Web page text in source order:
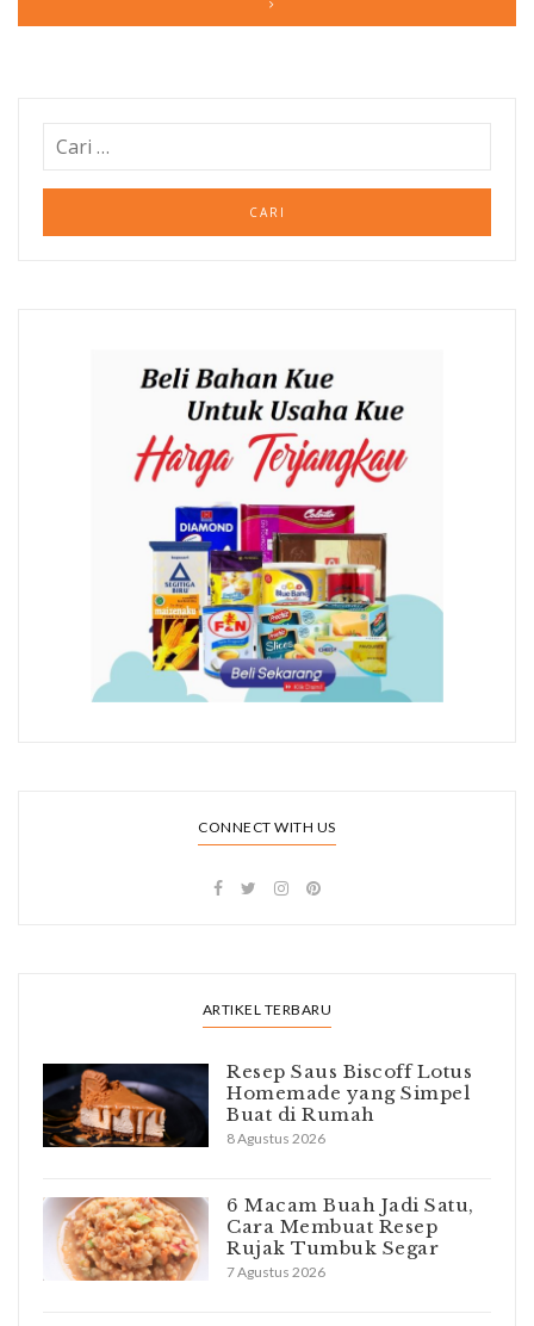
CONNECT WITH US
ARTIKEL TERBARU
Resep Saus Biscoff Lotus
Homemade yang Simpel
Buat di Rumah
8 Agustus 2026
6 Macam Buah Jadi Satu,
Cara Membuat Resep
Rujak Tumbuk Segar
7 Agustus 2026